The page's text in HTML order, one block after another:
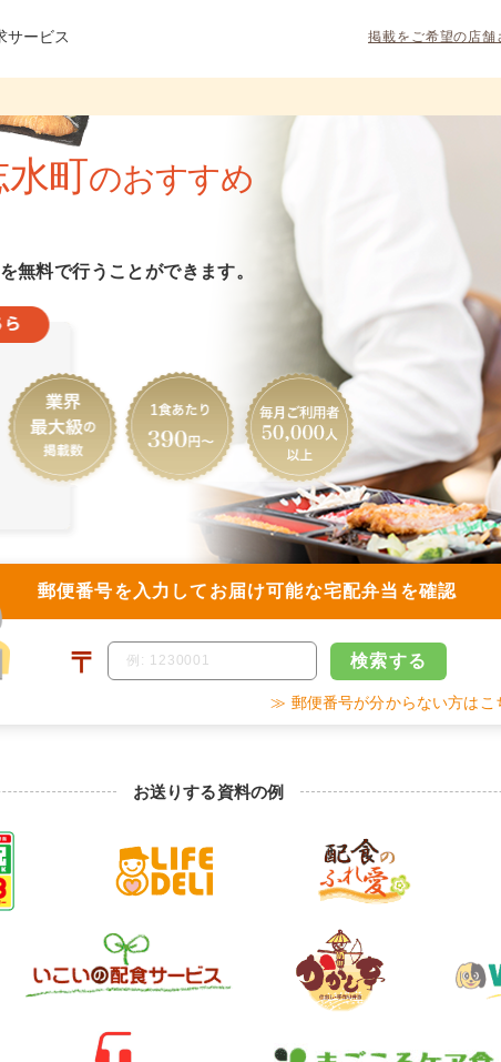
サービス 掲載をご希望の店舗
町のおすすめ
無料で行うことができます。
郵便番号を入力して お届け可能な宅配弁当を確認
〒 検索する
≫ 郵便番号が分からない方はこ
お送りする資料の例